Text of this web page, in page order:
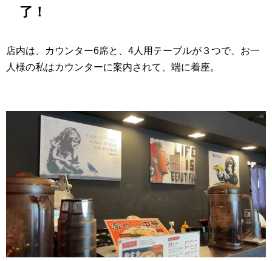
了！
店内は、カウンター6席と、4人用テーブルが３つで、お一
人様の私はカウンターに案内されて、端に着座。